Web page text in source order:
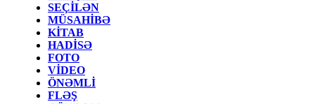
SEÇİLƏN
MÜSAHİBƏ
KİTAB
HADİSƏ
FOTO
VİDEO
ÖNƏMLİ
FLƏŞ